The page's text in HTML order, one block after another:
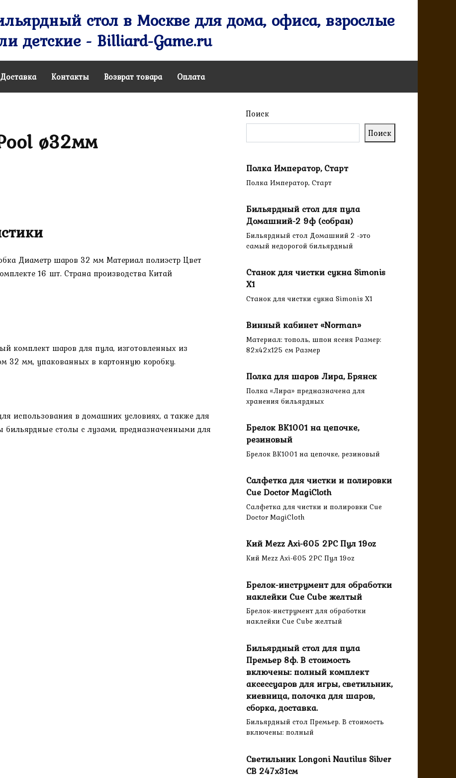
стол в Москве для дома, офиса, взрослые
детские - Billiard-Game.ru
Доставка Контакты Возврат товара Оплата
ø32мм
Диаметр шаров 32 мм Материал полиэстр Цвет
16 шт. Страна производства Китай
шаров для пула, изготовленных из
32 мм, упакованных в картонную коробку.
использования в домашних условиях, а также для
бильярдные столы с лузами, предназначенными для
Поиск
Поиск
Полка Император, Старт
Полка Император, Старт
Бильярдный стол для пула
Домашний-2 9ф (собран)
Бильярдный стол Домашний 2 -это
самый недорогой бильярдный
Станок для чистки сукна Simonis
X1
Станок для чистки сукна Simonis X1
Винный кабинет «Norman»
Материал: тополь, шпон ясеня Размер:
82х42х125 см Размер
Полка для шаров Лира, Брянск
Полка «Лира» предназначена для
хранения бильярдных
Брелок BK1001 на цепочке,
резиновый
Брелок BK1001 на цепочке, резиновый
Салфетка для чистки и полировки
Cue Doctor MagiCloth
Салфетка для чистки и полировки Cue
Doctor MagiCloth
Кий Mezz Axi-605 2PC Пул 19oz
Кий Mezz Axi-605 2PC Пул 19oz
Брелок-инструмент для обработки
наклейки Cue Cube желтый
Брелок-инструмент для обработки
наклейки Cue Cube желтый
Бильярдный стол для пула
Премьер 8ф. В стоимость
включены: полный комплект
аксессуаров для игры, светильник,
киевница, полочка для шаров,
сборка, доставка.
Бильярдный стол Премьер. В стоимость
включены: полный
Светильник Longoni Nautilus Silver
CB 247х31см